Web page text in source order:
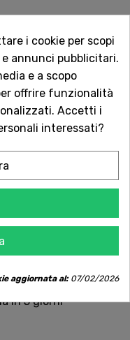
online.
e leggi le oltre
in 5 giorni
i cookie per scopi
annunci pubblicitari.
e a scopo
offrire funzionalità
Accetti i
interessati?
aggiornata al:07/02/2026